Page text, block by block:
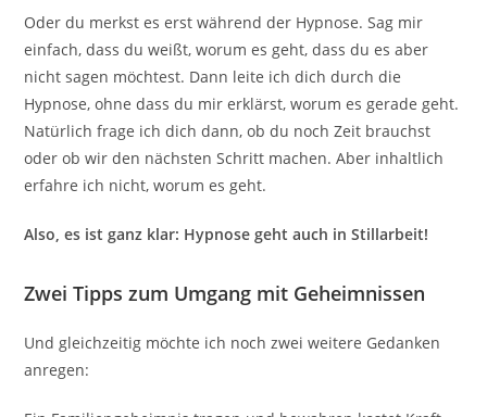
Oder du merkst es erst während der Hypnose. Sag mir
einfach, dass du weißt, worum es geht, dass du es aber
nicht sagen möchtest. Dann leite ich dich durch die
Hypnose, ohne dass du mir erklärst, worum es gerade geht.
Natürlich frage ich dich dann, ob du noch Zeit brauchst
oder ob wir den nächsten Schritt machen. Aber inhaltlich
erfahre ich nicht, worum es geht.
Also, es ist ganz klar: Hypnose geht auch in Stillarbeit!
Zwei Tipps zum Umgang mit Geheimnissen
Und gleichzeitig möchte ich noch zwei weitere Gedanken
anregen: